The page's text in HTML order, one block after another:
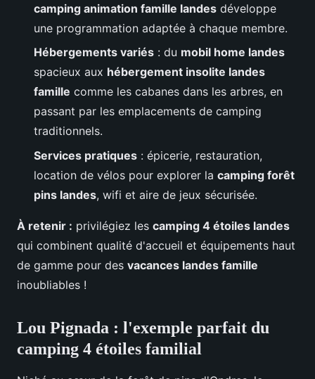
camping animation famille landes développe
une programmation adaptée à chaque membre.
Hébergements variés : du mobil home landes
spacieux aux hébergement insolite landes
famille comme les cabanes dans les arbres, en
passant par les emplacements de camping
traditionnels.
Services pratiques : épicerie, restauration,
location de vélos pour explorer la camping forêt
pins landes, wifi et aire de jeux sécurisée.
À retenir : privilégiez les camping 4 étoiles landes
qui combinent qualité d'accueil et équipements haut
de gamme pour des vacances landes famille
inoubliables !
Lou Pignada : l'exemple parfait du
camping 4 étoiles familial